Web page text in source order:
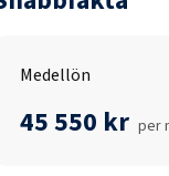
Medellön
45 550 kr per